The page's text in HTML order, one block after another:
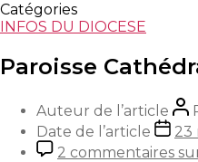
Catégories
INFOS DU DIOCESE
Paroisse
Auteur de l’article
Date de l’article
23
2 commentaires